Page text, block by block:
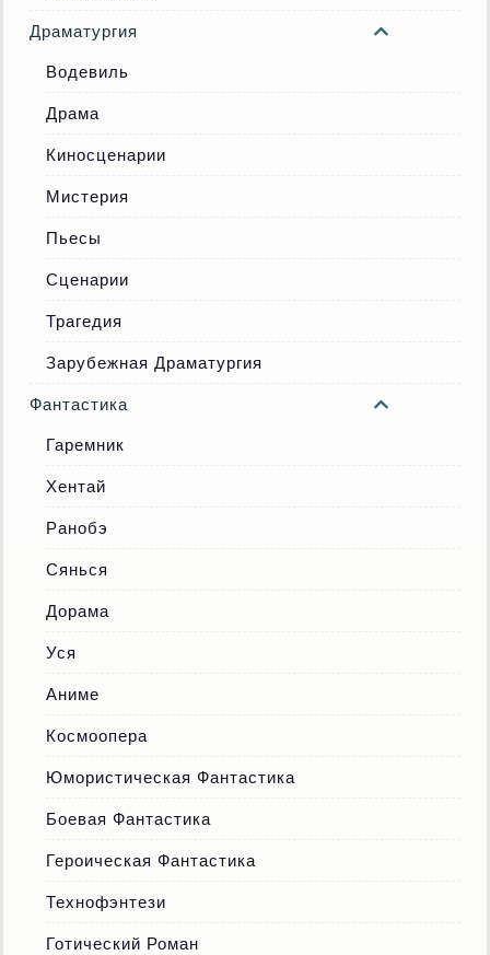
Драматургия
Водевиль
Драма
Киносценарии
Мистерия
Пьесы
Сценарии
Трагедия
Зарубежная Драматургия
Фантастика
Гаремник
Хентай
Ранобэ
Сянься
Дорама
Уся
Аниме
Космоопера
Юмористическая Фантастика
Боевая Фантастика
Героическая Фантастика
Технофэнтези
Готический Роман